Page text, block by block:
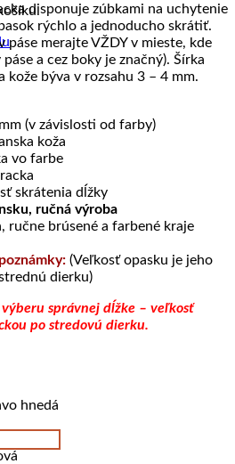
disponuje zúbkami na uchytenie
rýchlo a jednoducho skrátiť.
páse merajte VŽDY v mieste, kde
a cez boky je značný). Šírka
kože býva v rozsahu 3 – 4 mm.
(v závislosti od farby)
koža
vo farbe
skrátenia dĺžky
ručná výroba
ručne brúsené a farbené kraje
(Veľkosť opasku je jeho
dierku)
správnej dĺžke – veľkosť
po stredovú dierku.
hnedá